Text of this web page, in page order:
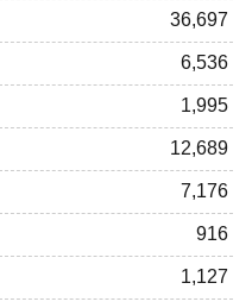
36,697
6,536
1,995
12,689
7,176
916
1,127